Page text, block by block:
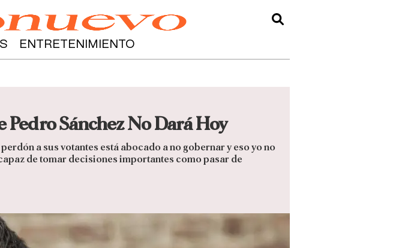
ENTRETENIMIENTO
Sánchez No Dará Hoy
a sus votantes está abocado a no gobernar y eso yo no
de tomar decisiones importantes como pasar de